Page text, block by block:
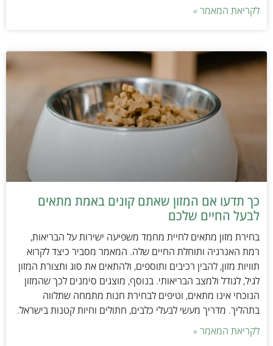
לקריאת המאמר »
כך תדעו אם המזון שאתם קונים באמת מתאים
לבעל החיים שלכם
בחירת מזון מתאים לחיית מחמד משפיעה ישירות על הבריאות,
רמת האנרגיה ותוחלת החיים שלה. המאמר מסביר כיצד לקרוא
תוויות מזון, להבין רכיבים ותוספים, ולהתאים את סוג ותצורת המזון
לגיל, לגודל ולמצב הבריאותי. בנוסף, מוצגים סימנים לכך שהמזון
הנוכחי אינו מתאים, וטיפים לבחירת חנות מתמחה שתלווה
בתהליך. מדריך מעשי לבעלי כלבים, חתולים וחיות קטנות בישראל.
לקריאת המאמר »